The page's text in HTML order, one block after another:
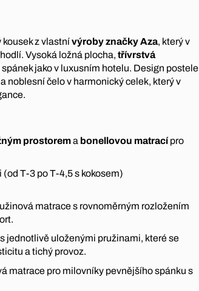
kousek z vlastnívýroby značky Aza, který v
Vysoká ložná plocha, třívrstvá
jako v luxusním hotelu. Design postele
a noblesní čelo v harmonický celek, který v
prostorema bonellovou matracípro
T-3 po T-4,5 s kokosem)
matrace s rovnoměrným rozložením
jednotlivě uloženými pružinami, které se
a tichý provoz.
matrace pro milovníky pevnějšího spánku s